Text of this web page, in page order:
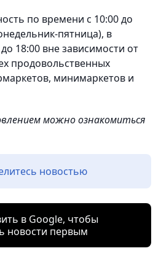
по времени с 10:00 до
пятница), в
18:00 вне зависимости от
продовольственных
минимаркетов и
можно ознакомиться
новостью
в Google, чтобы
новости первым